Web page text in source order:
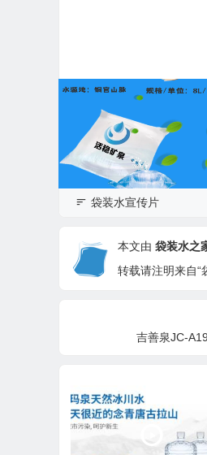
袋装水宣传片
本文由 袋装水之
转载请注明来自“
吉善泉JC-